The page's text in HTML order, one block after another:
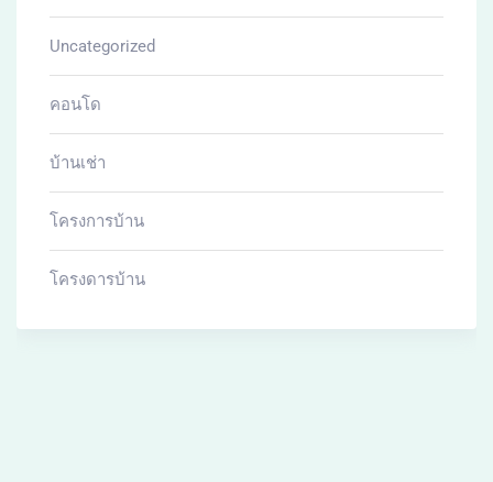
Uncategorized
คอนโด
บ้านเช่า
โครงการบ้าน
โครงดารบ้าน